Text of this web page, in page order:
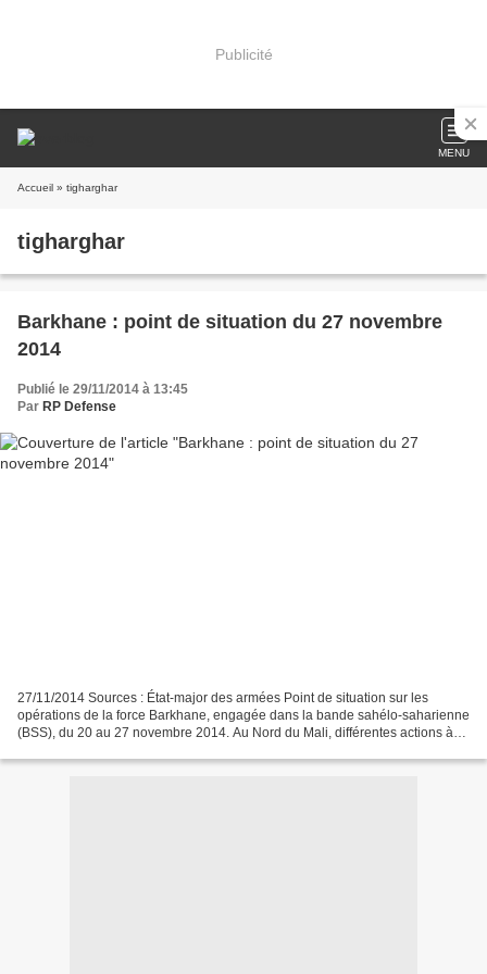
Publicité
MENU
Accueil » tigharghar
tigharghar
Barkhane : point de situation du 27 novembre
2014
Publié le 29/11/2014 à 13:45
Par RP Defense
27/11/2014 Sources : État-major des armées Point de situation sur les
opérations de la force Barkhane, engagée dans la bande sahélo-saharienne
(BSS), du 20 au 27 novembre 2014. Au Nord du Mali, différentes actions à